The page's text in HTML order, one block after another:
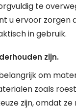
te
u ervoor zorgen
in gebruik.
zijn.
om
zoals
zijn, omdat ze